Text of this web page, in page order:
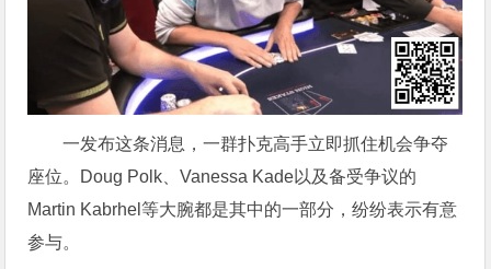
一发布这条消息，一群扑克高手立即抓住机会争夺
座位。Doug Polk、Vanessa Kade以及备受争议的
Martin Kabrhel等大腕都是其中的一部分，纷纷表示有意
参与。